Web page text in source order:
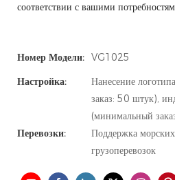
соответствии с вашими
Номер Модели: VG1025
Настройка:
Нанесение
заказ: 50 штук),
(минимальный
Перевозки:
Поддержка
грузоперевозок